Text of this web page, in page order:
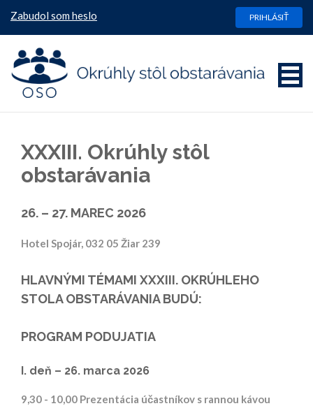
Zabudol som heslo PRIHLÁSIŤ
XXXIII. Okrúhly stôl
obstarávania
26. – 27. MAREC 2026
Hotel Spojár, 032 05 Žiar 239
HLAVNÝMI TÉMAMI XXXIII. OKRÚHLEHO
STOLA OBSTARÁVANIA BUDÚ:
PROGRAM PODUJATIA
I. deň – 26. marca 2026
9,30 - 10,00 Prezentácia účastníkov s rannou kávou